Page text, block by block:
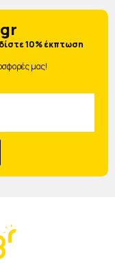
10% έκπτωση
μας!